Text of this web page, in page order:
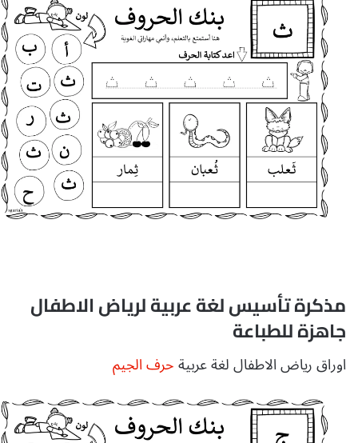
مذكرة تأسيس لغة عربية لرياض الاطفال
جاهزة للطباعة
اوراق رياض الاطفال لغة عربيةحرف الجيم